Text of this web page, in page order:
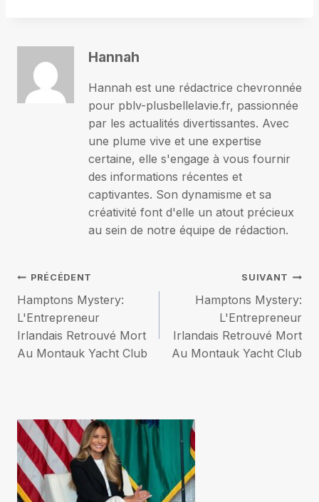
Hannah
Hannah est une rédactrice chevronnée
pour pblv-plusbellelavie.fr, passionnée
par les actualités divertissantes. Avec
une plume vive et une expertise
certaine, elle s'engage à vous fournir
des informations récentes et
captivantes. Son dynamisme et sa
créativité font d'elle un atout précieux
au sein de notre équipe de rédaction.
Navigation
de
l’article
PRÉCÉDENT
Hamptons Mystery:
L'Entrepreneur
Irlandais Retrouvé Mort
Au Montauk Yacht Club
SUIVANT
Hamptons Mystery:
L'Entrepreneur
Irlandais Retrouvé Mort
Au Montauk Yacht Club